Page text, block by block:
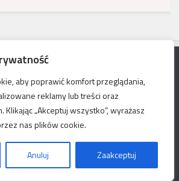
aby poprawić komfort przeglądania,
reklamy lub treści oraz
Klikając „Akceptuj wszystko”, wyrażasz
nas plików cookie.
Anuluj Zaakceptuj
Pokoju © 2026. Wszelkie prawa
zastrzeżone
- Zaprojektowany z Motyw Hueman